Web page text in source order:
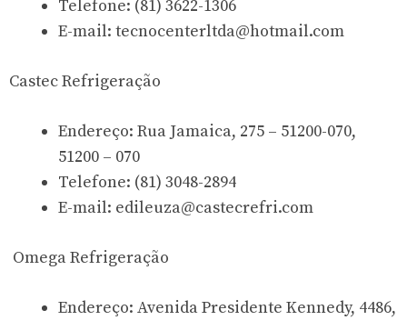
Telefone: (81) 3622-1306
E-mail: tecnocenterltda@hotmail.com
Castec Refrigeração
Endereço: Rua Jamaica, 275 – 51200-070,
51200 – 070
Telefone: (81) 3048-2894
E-mail: edileuza@castecrefri.com
Omega Refrigeração
Endereço: Avenida Presidente Kennedy, 4486,